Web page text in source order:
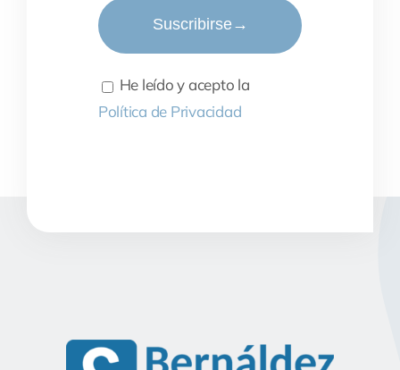
Suscribirse→
He leído y acepto la
Política de Privacidad